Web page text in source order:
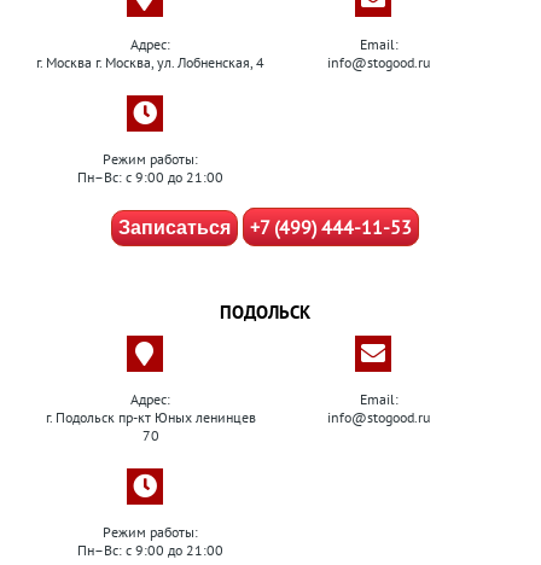
Адрес:
г. Москва г. Москва, ул. Лобненская, 4
Email:
info@stogood.ru
Режим работы:
Пн–Вс: с 9:00 до 21:00
Записаться +7 (499) 444-11-53
ПОДОЛЬСК
Адрес:
г. Подольск пр-кт Юных ленинцев
70
Email:
info@stogood.ru
Режим работы:
Пн–Вс: с 9:00 до 21:00